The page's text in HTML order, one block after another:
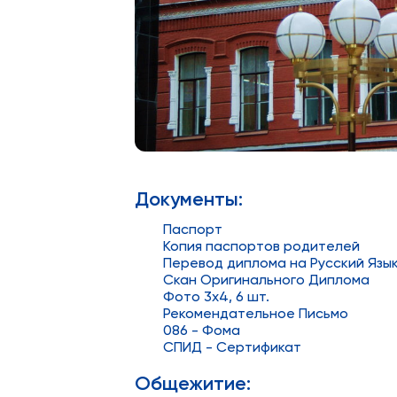
Документы:
Паспорт
Копия паспортов родителей
Перевод диплома на Русский
Скан Оригинального Диплома
Фото 3x4, 6 шт.
Рекомендательное Письмо
086 - Фома
СПИД - Сертификат
Общежитие: